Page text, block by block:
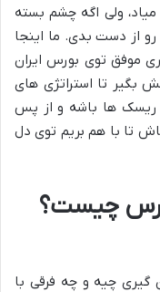
ولی اگه چشم بسته
از دست بدی. ما اینجا
موفق توی بورس ایران
بگیر تا استراتژی های
ریسک ها باشه و از پس
تا با هم بریم توی دل
چیست؟
گیری چیه و چه فرقی با